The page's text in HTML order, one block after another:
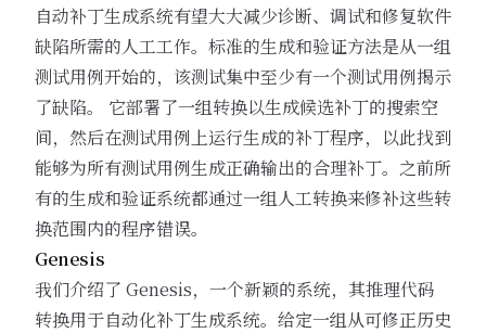
自动补丁生成系统有望大大减少诊断、调试和修复软件
缺陷所需的人工工作。标准的生成和验证方法是从一组
测试用例开始的，该测试集中至少有一个测试用例揭示
了缺陷。 它部署了一组转换以生成候选补丁的搜索空
间，然后在测试用例上运行生成的补丁程序，以此找到
能够为所有测试用例生成正确输出的合理补丁。之前所
有的生成和验证系统都通过一组人工转换来修补这些转
换范围内的程序错误。
Genesis
我们介绍了 Genesis，一个新颖的系统，其推理代码
转换用于自动化补丁生成系统。给定一组从可修正历史